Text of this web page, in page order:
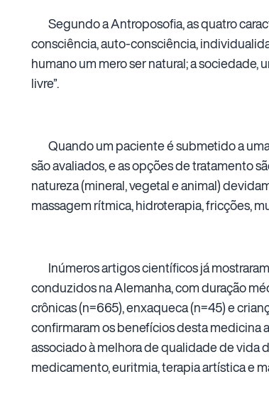
Segundo a Antroposofia, as quatro
consciência, auto-consciência,
humano um mero ser natural; a
livre”.
Quando um paciente é submetido a
são avaliados, e as opções de tratamento
natureza (mineral, vegetal e animal)
massagem rítmica, hidroterapia, fricções,
Inúmeros artigos científicos já
conduzidos na Alemanha, com duração
crônicas (n=665), enxaqueca (n=45) e
confirmaram os benefícios desta medicina
associado à melhora de qualidade de vida
medicamento, euritmia, terapia artística e